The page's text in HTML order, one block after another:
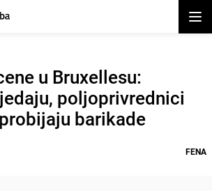
u Bruxellesu:
poljoprivrednici
barikade
FENA